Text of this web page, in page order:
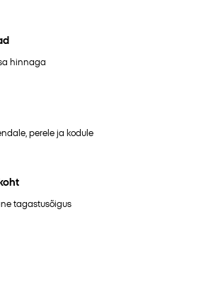
hinnaga
perele ja kodule
tagastusõigus